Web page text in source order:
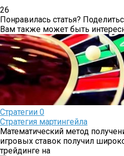
26
Понравилась статья?
Вам также может быть
Стратегии 0
Стратегия мартингейла
Математический метод
игровых ставок получил
трейдинге на